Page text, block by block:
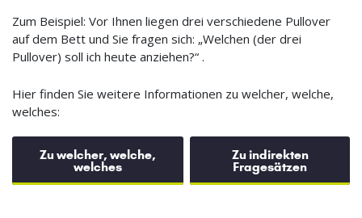
Zum Beispiel: Vor Ihnen liegen drei verschiedene Pullover
auf dem Bett und Sie fragen sich: „Welchen (der drei
Pullover) soll ich heute anziehen?“ .
Hier finden Sie weitere Informationen zu welcher, welche,
welches:
Zu welcher, welche,
welches
Zu indirekten
Fragesätzen